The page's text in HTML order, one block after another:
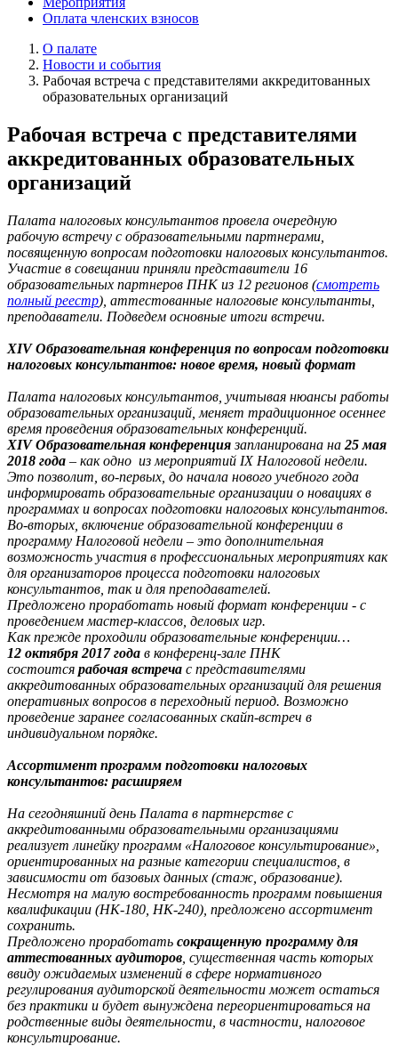
Оплата членских взносов
О палате
Новости и события
Рабочая встреча с представителями аккредитованных
образовательных организаций
Рабочая встреча с представителями
аккредитованных образовательных
организаций
Палата налоговых консультантов провела очередную
рабочую встречу с образовательными партнерами,
посвященную вопросам подготовки налоговых консультантов.
Участие в совещании приняли представители 16
образовательных партнеров ПНК из 12 регионов (смотреть
полный реестр), аттестованные налоговые консультанты,
преподаватели. Подведем основные итоги встречи.
XIV Образовательная конференция по вопросам подготовки
налоговых консультантов: новое время, новый формат
Палата налоговых консультантов, учитывая нюансы работы
образовательных организаций, меняет традиционное осеннее
время проведения образовательных конференций.
XIVОбразовательная конференциязапланирована на 25 мая
2018 года – как одно из мероприятий IX Налоговой недели.
Это позволит, во-первых, до начала нового учебного года
информировать образовательные организации о новациях в
программах и вопросах подготовки налоговых консультантов.
Во-вторых, включение образовательной конференции в
программу Налоговой недели – это дополнительная
возможность участия в профессиональных мероприятиях как
для организаторов процесса подготовки налоговых
консультантов, так и для преподавателей.
Предложено проработать новый формат конференции - с
проведением мастер-классов, деловых игр.
Как прежде проходили образовательные конференции…
12 октября 2017 года в конференц-зале ПНК
состоится рабочая встреча с представителями
аккредитованных образовательных организаций для решения
оперативных вопросов в переходный период. Возможно
проведение заранее согласованных скайп-встреч в
индивидуальном порядке.
Ассортимент программ подготовки налоговых
консультантов: расширяем
На сегодняшний день Палата в партнерстве с
аккредитованными образовательными организациями
реализует линейку программ «Налоговое консультирование»,
ориентированных на разные категории специалистов, в
зависимости от базовых данных (стаж, образование).
Несмотря на малую востребованность программ повышения
квалификации (НК-180, НК-240), предложено ассортимент
сохранить.
Предложено проработать сокращенную программу для
аттестованных аудиторов , существенная часть которых
ввиду ожидаемых изменений в сфере нормативного
регулирования аудиторской деятельности может остаться
без практики и будет вынуждена переориентироваться на
родственные виды деятельности, в частности, налоговое
консультирование.